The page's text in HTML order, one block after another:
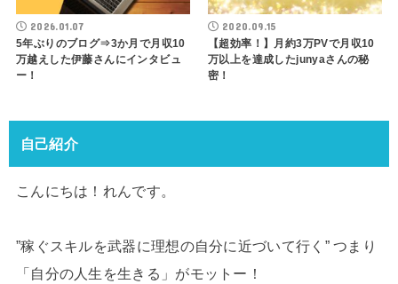
2026.01.07
5年ぶりのブログ⇒3か月で月収10
万越えした伊藤さんにインタビュ
ー！
2020.09.15
【超効率！】月約3万PVで月収10
万以上を達成したjunyaさんの秘
密！
自己紹介
こんにちは！れんです。
”稼ぐスキルを武器に理想の自分に近づいて行く” つまり
「自分の人生を生きる」がモットー！